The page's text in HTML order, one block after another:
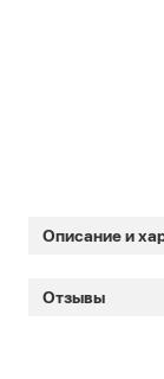
Описание и
Отзывы